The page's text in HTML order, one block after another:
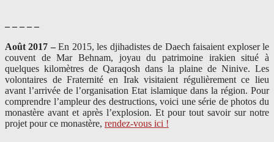
– – – – –
Août 2017 –En 2015, les djihadistes de Daech faisaient exploser le
couvent de Mar Behnam, joyau du patrimoine irakien situé à
quelques kilomètres de Qaraqosh dans la plaine de Ninive. Les
volontaires de Fraternité en Irak visitaient régulièrement ce lieu
avant l’arrivée de l’organisation Etat islamique dans la région. Pour
comprendre l’ampleur des destructions, voici une série de photos du
monastère avant et après l’explosion. Et pour tout savoir sur notre
projet pour ce monastère, rendez-vous ici !